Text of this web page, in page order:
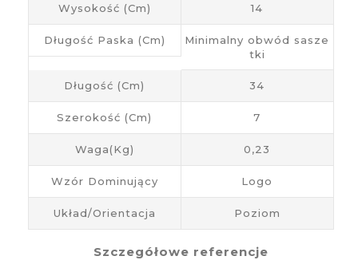
Wysokość (cm) 14
Długość Paska (cm)
Minimalny obwód sasze
tki
Długość (cm) 34
Szerokość (cm) 7
Waga(kg) 0,23
Wzór Dominujący Logo
Układ/Orientacja Poziom
Szczegółowe referencje